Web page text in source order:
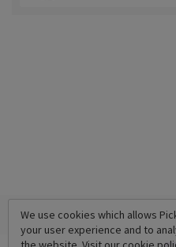
We use cookies which allows
your user experience and to